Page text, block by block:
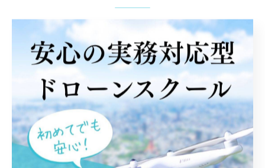
ドローンスクールで未経験から製造職を目指す
ドローン製造の現場に未経験から挑戦したい方にとっ
て、仙台市のドローンスクールは最適なスタート地点で
す。ドローンスクールでは、基礎から実践まで体系的に
学べるカリキュラムが用意されており、未経験者でも段
階的に専門知識や技能を身につけることが可能です。
特に実際の製造現場で求められる「組立」「点検」「測